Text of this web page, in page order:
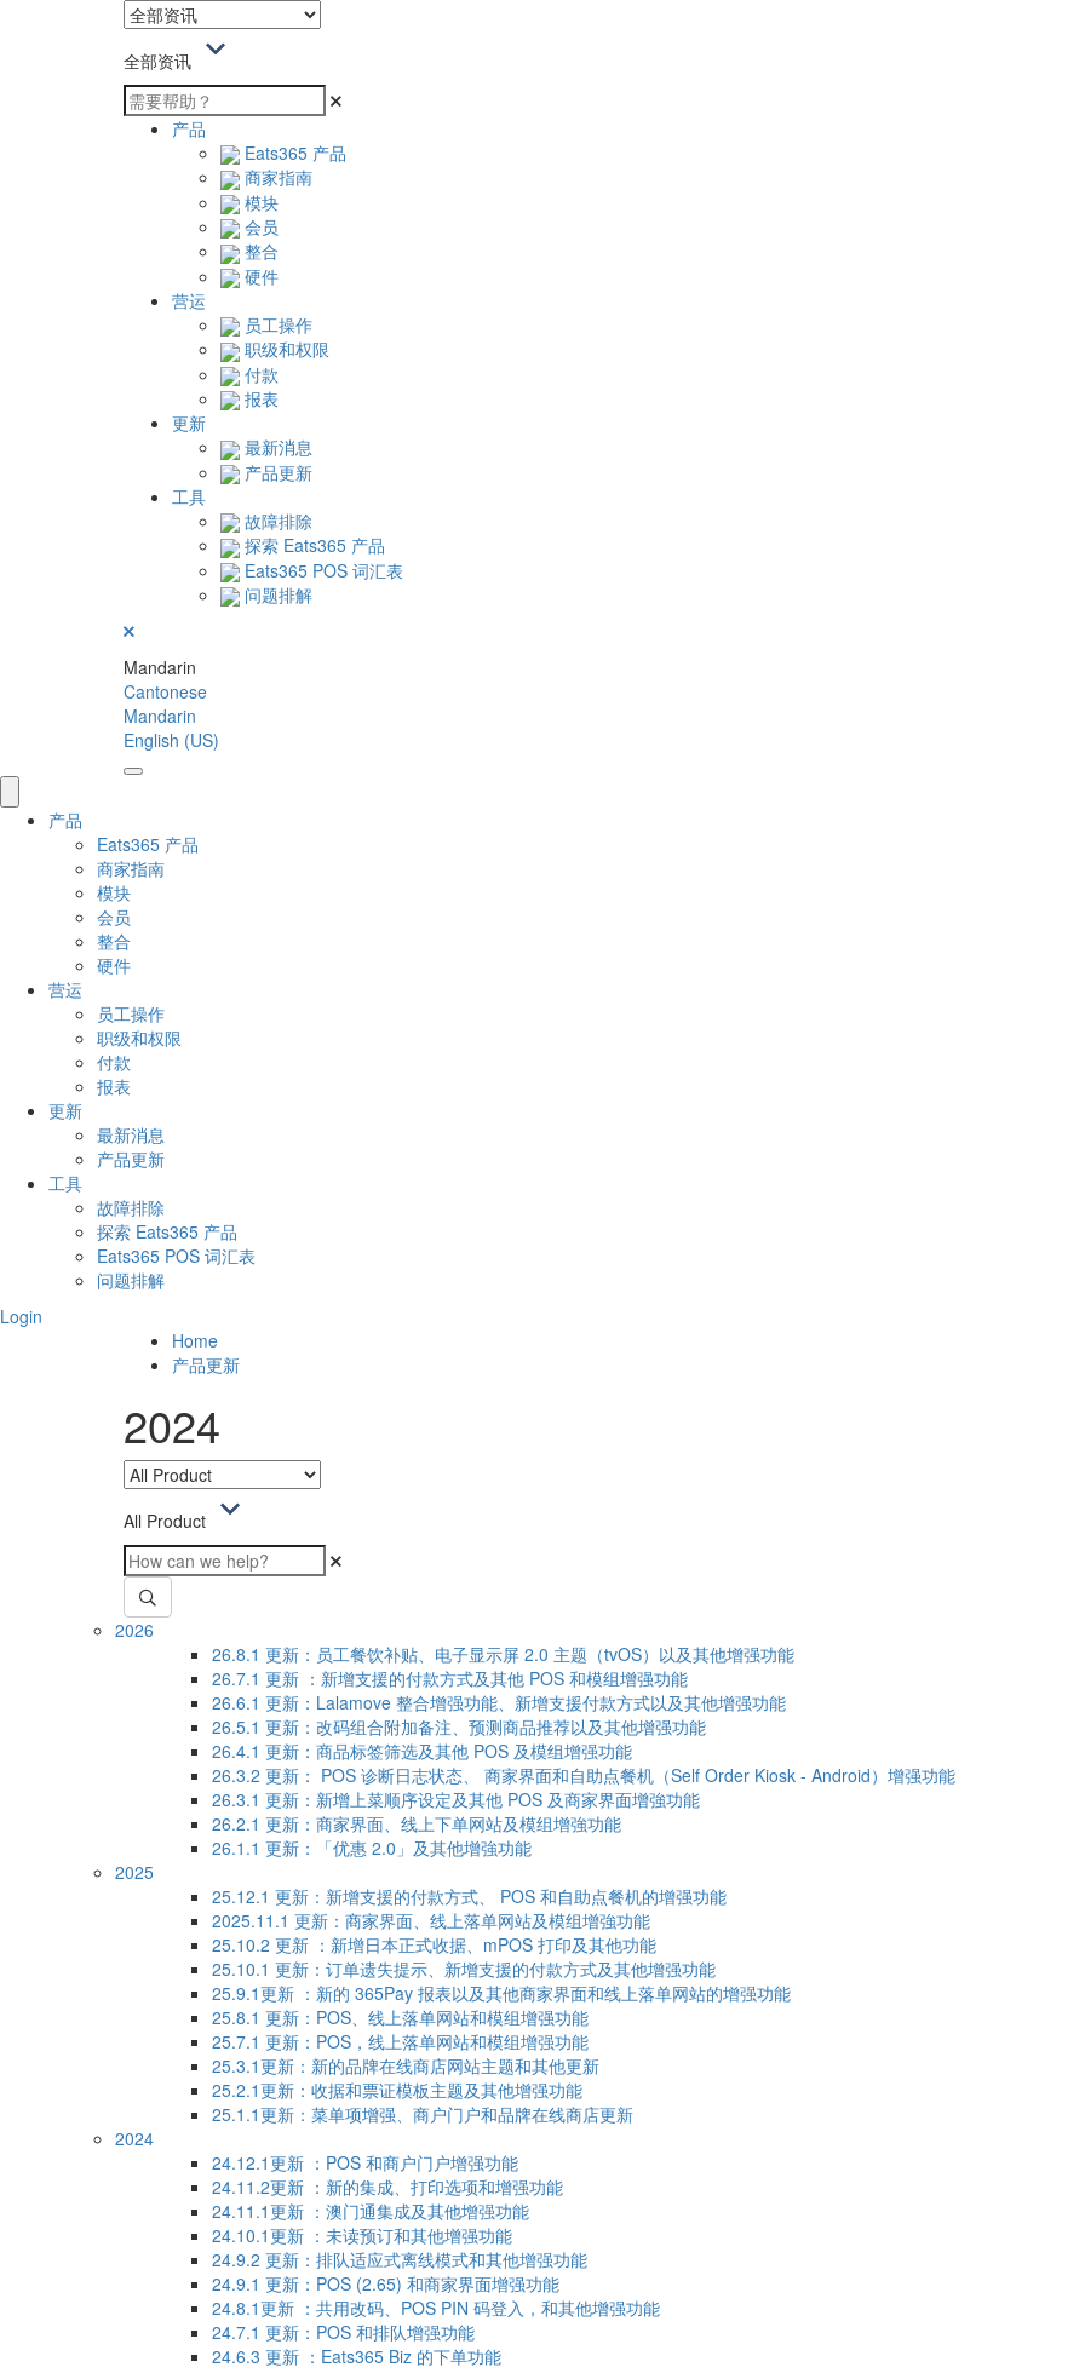
全部资讯
产品
Eats365 产品
商家指南
模块
会员
整合
硬件
营运
员工操作
职级和权限
付款
报表
更新
最新消息
产品更新
工具
故障排除
探索 Eats365 产品
Eats365 POS 词汇表
问题排解
Mandarin
Cantonese
Mandarin
English (US)
产品
Eats365 产品
商家指南
模块
会员
整合
硬件
营运
员工操作
职级和权限
付款
报表
更新
最新消息
产品更新
工具
故障排除
探索 Eats365 产品
Eats365 POS 词汇表
问题排解
Login
Home
产品更新
2024
All Product
2026
26.8.1 更新：员工餐饮补贴、电子显示屏 2.0 主题（tvOS）以及其他增强功能
26.7.1 更新 ：新增支援的付款方式及其他 POS 和模组增强功能
26.6.1 更新：Lalamove 整合增强功能、新增支援付款方式以及其他增强功能
26.5.1 更新：改码组合附加备注、预测商品推荐以及其他增强功能
26.4.1 更新：商品标签筛选及其他 POS 及模组增强功能
26.3.2 更新： POS 诊断日志状态、 商家界面和自助点餐机（Self Order Kiosk - Android）增强功能
26.3.1 更新：新增上菜顺序设定及其他 POS 及商家界面增強功能
26.2.1 更新：商家界面、线上下单网站及模组增強功能
26.1.1 更新：「优惠 2.0」及其他增強功能
2025
25.12.1 更新：新增支援的付款方式、 POS 和自助点餐机的增强功能
2025.11.1 更新：商家界面、线上落单网站及模组增強功能
25.10.2 更新 ：新增日本正式收据、mPOS 打印及其他功能
25.10.1 更新：订单遗失提示、新增支援的付款方式及其他增强功能
25.9.1更新 ：新的 365Pay 报表以及其他商家界面和线上落单网站的增强功能
25.8.1 更新：POS、线上落单网站和模组增强功能
25.7.1 更新：POS，线上落单网站和模组增强功能
25.3.1更新：新的品牌在线商店网站主题和其他更新
25.2.1更新：收据和票证模板主题及其他增强功能
25.1.1更新：菜单项增强、商户门户和品牌在线商店更新
2024
24.12.1更新 ：POS 和商户门户增强功能
24.11.2更新 ：新的集成、打印选项和增强功能
24.11.1更新 ：澳门通集成及其他增强功能
24.10.1更新 ：未读预订和其他增强功能
24.9.2 更新：排队适应式离线模式和其他增强功能
24.9.1 更新：POS (2.65) 和商家界面增强功能
24.8.1更新 ：共用改码、POS PIN 码登入，和其他增强功能
24.7.1 更新：POS 和排队增强功能
24.6.3 更新 ：Eats365 Biz 的下单功能